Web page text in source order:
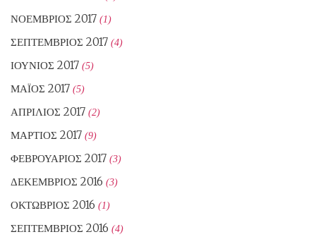
ΝΟΈΜΒΡΙΟΣ 2017 (1)
ΣΕΠΤΈΜΒΡΙΟΣ 2017 (4)
ΙΟΎΝΙΟΣ 2017 (5)
ΜΆΙΟΣ 2017 (5)
ΑΠΡΊΛΙΟΣ 2017 (2)
ΜΆΡΤΙΟΣ 2017 (9)
ΦΕΒΡΟΥΆΡΙΟΣ 2017 (3)
ΔΕΚΈΜΒΡΙΟΣ 2016 (3)
ΟΚΤΏΒΡΙΟΣ 2016 (1)
ΣΕΠΤΈΜΒΡΙΟΣ 2016 (4)